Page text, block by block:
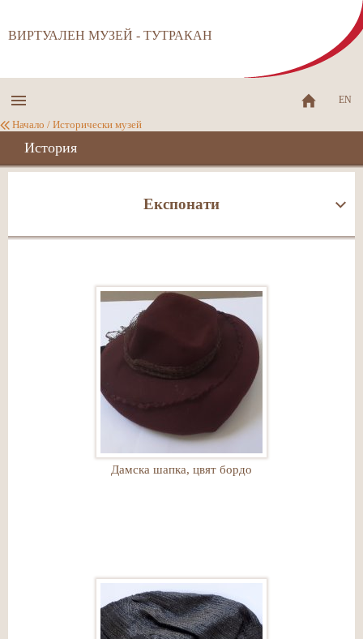
ВИРТУАЛЕН МУЗЕЙ - ТУТРАКАН
EN
Начало / Исторически музей
История
Експонати
Дамска шапка, цвят бордо